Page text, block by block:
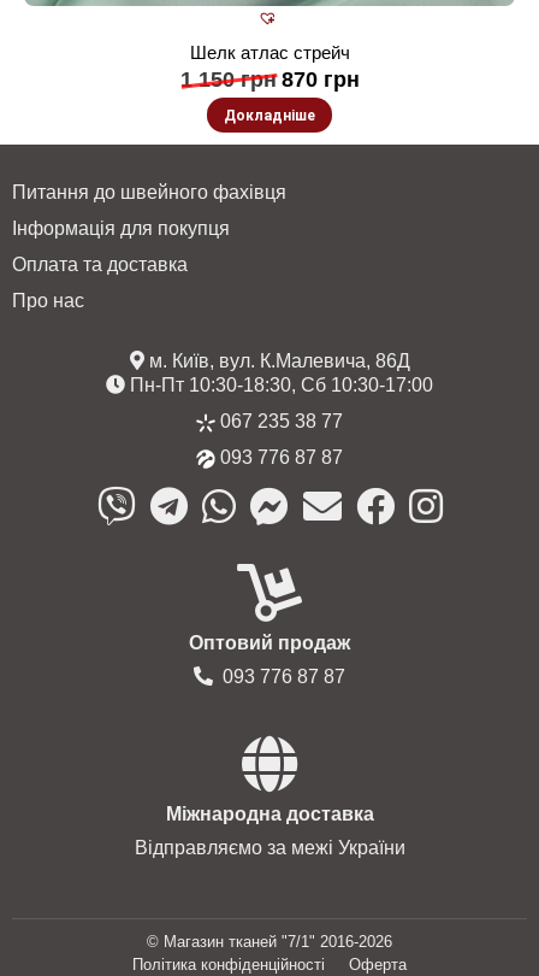
Шелк атлас стрейч
1 150грн 870 грн
Докладніше
Питання до швейного фахівця
Інформація для покупця
Оплата та доставка
Про нас
м. Київ, вул. К.Малевича, 86Д
Пн-Пт 10:30-18:30, Сб 10:30-17:00
067 235 38 77
093 776 87 87
Оптовий продаж
093 776 87 87
Міжнародна доставка
Відправляємо за межі України
© Магазин тканей "7/1" 2016-2026
Політика конфіденційності
Оферта